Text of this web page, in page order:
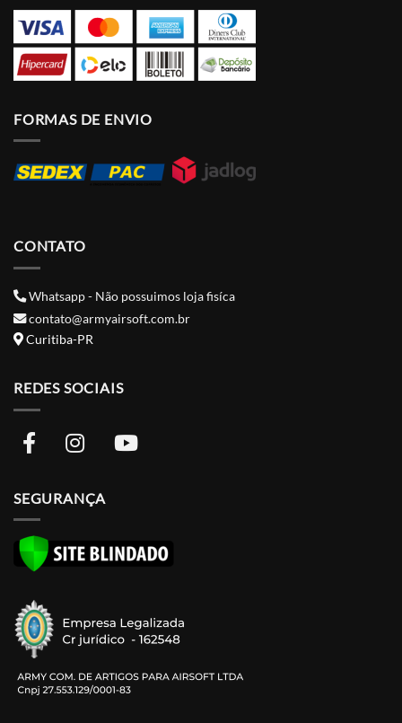
FORMAS DE ENVIO
CONTATO
Whatsapp - Não possuimos loja fisíca
contato@armyairsoft.com.br
Curitiba-PR
REDES SOCIAIS
SEGURANÇA